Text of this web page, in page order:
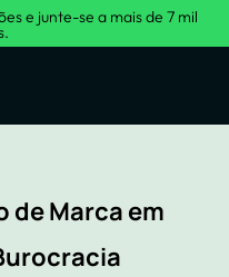
e junte-se a mais de 7 mil
de Marca em